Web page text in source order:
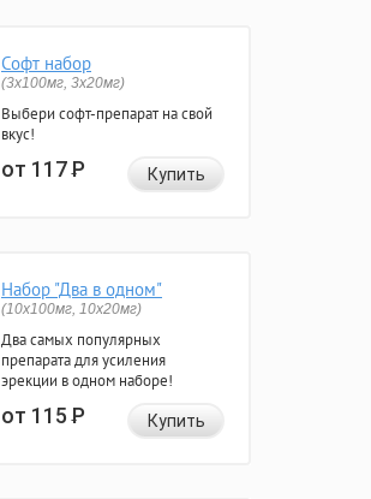
Софт набор
(3x100мг, 3x20мг)
Выбери софт-препарат на свой
вкус!
от 117Р Купить
Набор "Два в одном"
(10x100мг, 10x20мг)
Два самых популярных
препарата для усиления
эрекции в одном наборе!
от 115Р Купить